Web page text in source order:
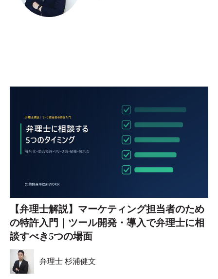
【弁理士解説】マーケティング担当者のため
の特許入門｜ツール開発・導入で弁理士に相
談すべき5つの場面
弁理士 杉浦健文